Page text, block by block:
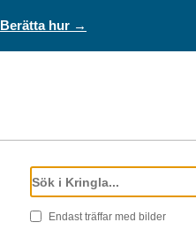
Berätta hur →
Endast träffar med bilder